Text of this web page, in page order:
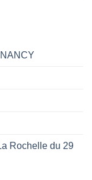
Rochelle du 29